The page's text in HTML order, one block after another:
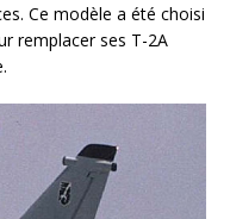
Ce modèle a été choisi
remplacer ses T-2A